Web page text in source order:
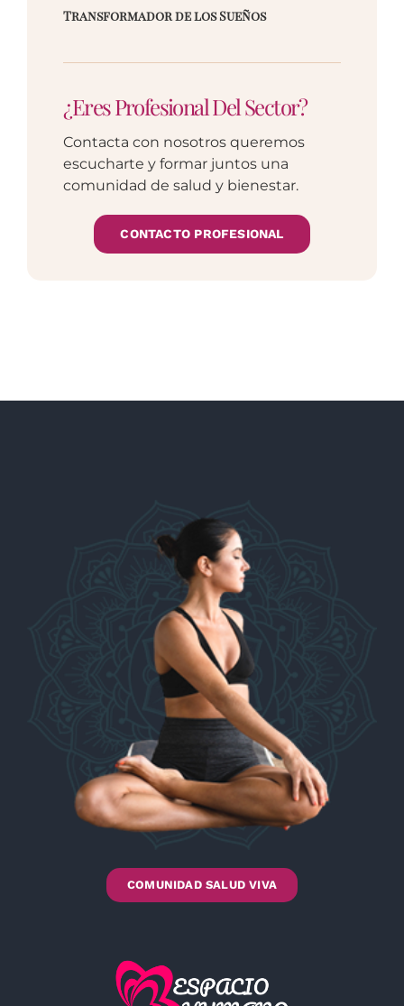
Transformador de los Sueños
¿Eres Profesional Del Sector?
Contacta con nosotros queremos
escucharte y formar juntos una
comunidad de salud y bienestar.
CONTACTO PROFESIONAL
COMUNIDAD SALUD VIVA